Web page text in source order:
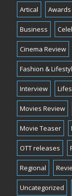
Artical Awards
Business
Cinema Review
Fashion &
Interview
Movies Review
Movie Teaser
OTT releases
Regional
Uncategorized